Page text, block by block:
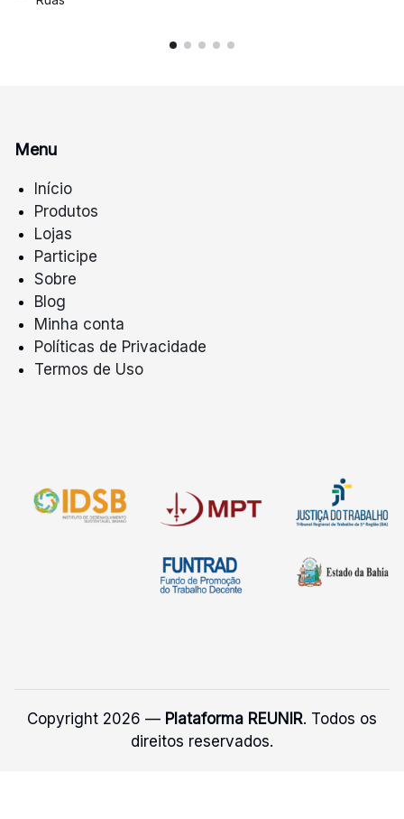
Menu
Início
Produtos
Lojas
Participe
Sobre
Blog
Minha conta
Políticas de Privacidade
Termos de Uso
Copyright 2026 — Plataforma REUNIR. Todos os
direitos reservados.